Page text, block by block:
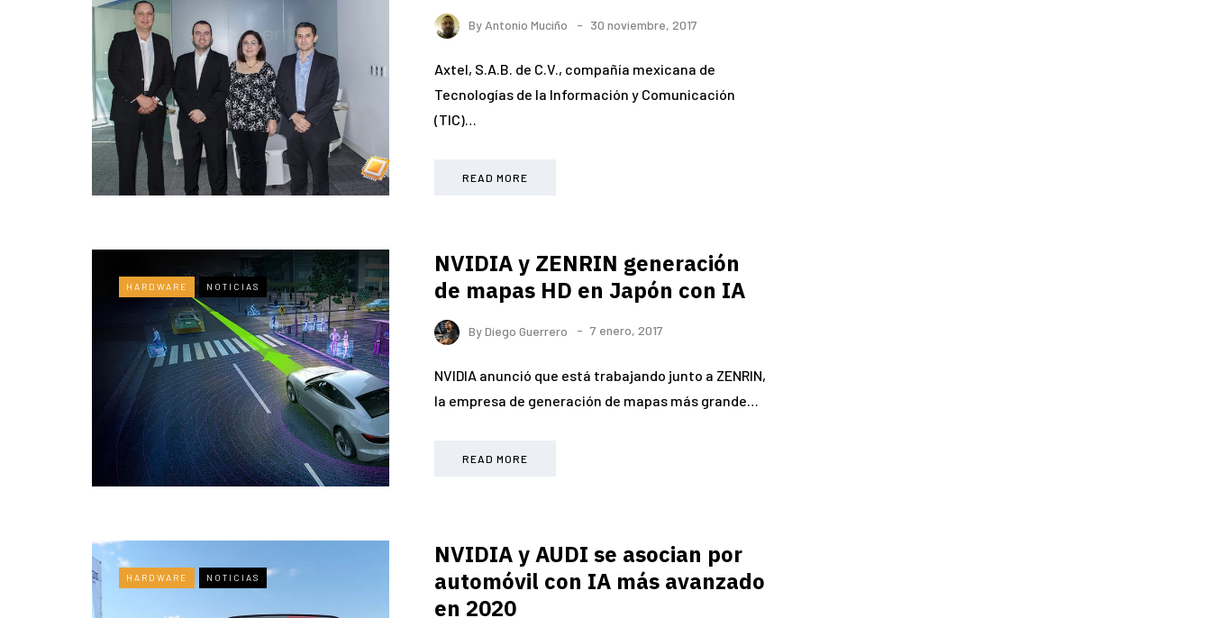
By Antonio Muciño 30 noviembre, 2017
Axtel, S.A.B. de C.V., compañía mexicana de
Tecnologías de la Información y Comunicación
(TIC)…
READ MORE
HARDWARE NOTICIAS
NVIDIA y ZENRIN generación
de mapas HD en Japón con IA
ByDiego Guerrero 7 enero, 2017
NVIDIA anunció que está trabajando junto a ZENRIN,
la empresa de generación de mapas más grande…
READ MORE
HARDWARE NOTICIAS
NVIDIA y AUDI se asocian por
automóvil con IA más avanzado
en 2020